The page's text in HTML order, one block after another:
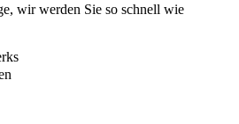
wir werden Sie so schnell wie